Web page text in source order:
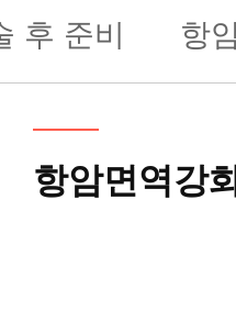
부인종양센터
유방암센터
후 준비 항
항암면역강